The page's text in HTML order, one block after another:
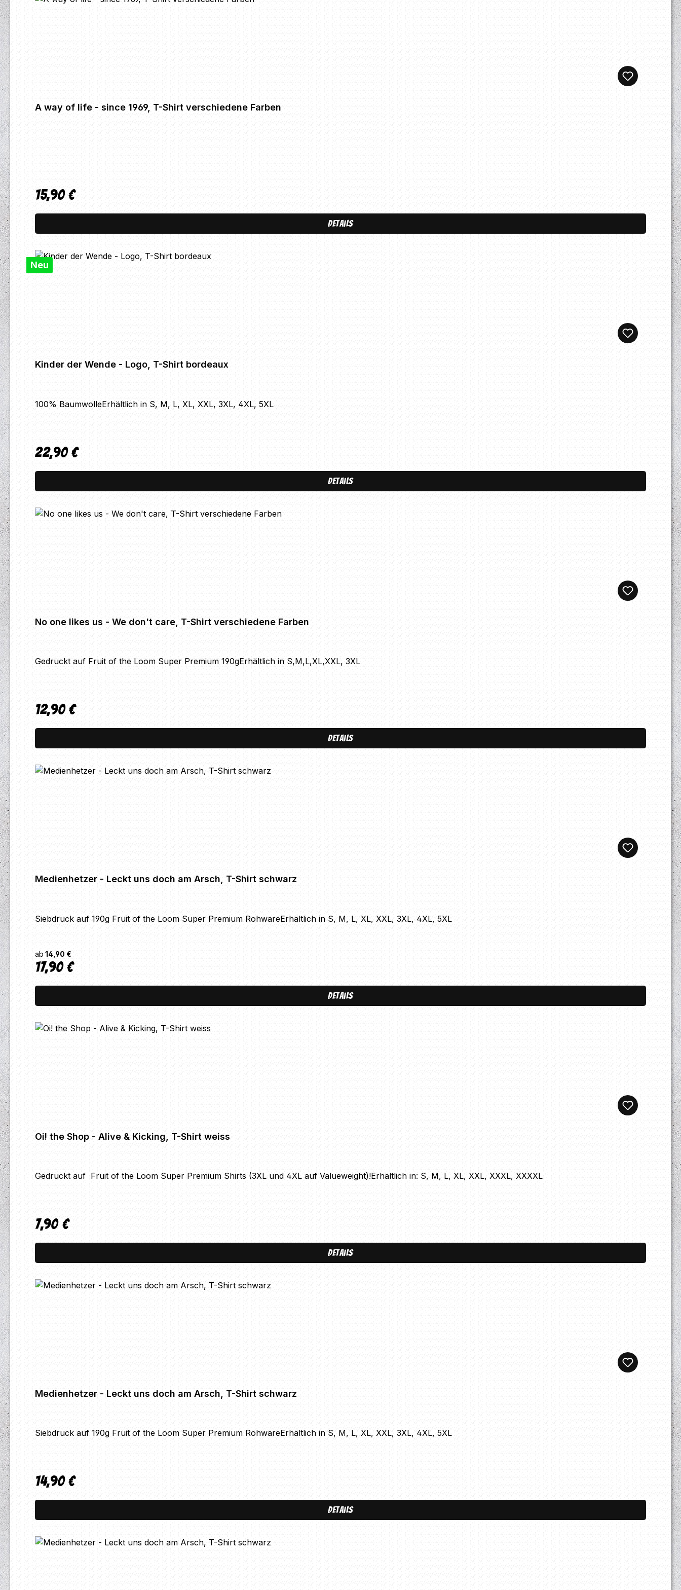
A way of life - since 1969, T-Shirt verschiedene Farben
Regulärer Preis:
15,90 €
Details
Neu
Kinder der Wende - Logo, T-Shirt bordeaux
100% BaumwolleErhältlich in S, M, L, XL, XXL, 3XL, 4XL, 5XL
Regulärer Preis:
22,90 €
Details
No one likes us - We don't care, T-Shirt verschiedene Farben
Gedruckt auf Fruit of the Loom Super Premium 190gErhältlich in S,M,L,XL,XXL, 3XL
Regulärer Preis:
12,90 €
Details
Medienhetzer - Leckt uns doch am Arsch, T-Shirt schwarz
Siebdruck auf 190g Fruit of the Loom Super Premium RohwareErhältlich in S, M, L, XL, XXL, 3XL, 4XL, 5XL
ab 14,90 €
Regulärer Preis:
17,90 €
Details
Oi! the Shop - Alive & Kicking, T-Shirt weiss
Gedruckt auf Fruit of the Loom Super Premium Shirts (3XL und 4XL auf Valueweight)!Erhältlich in: S, M, L, XL, XXL, XXXL, XXXXL
Regulärer Preis:
7,90 €
Details
Medienhetzer - Leckt uns doch am Arsch, T-Shirt schwarz
Siebdruck auf 190g Fruit of the Loom Super Premium RohwareErhältlich in S, M, L, XL, XXL, 3XL, 4XL, 5XL
Regulärer Preis:
14,90 €
Details